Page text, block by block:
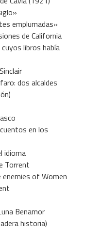
emplumadas»
de California
libros había
dos alcaldes
en los
idioma
Torrent
enemies of Women
Benamor
historia)